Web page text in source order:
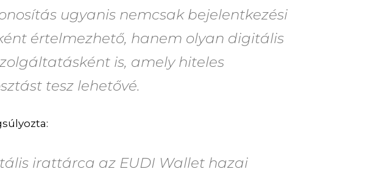
ugyanis nemcsak bejelentkezési
értelmezhető, hanem olyan digitális
is, amely hiteles
tesz lehetővé.
irattárca az EUDI Wallet hazai